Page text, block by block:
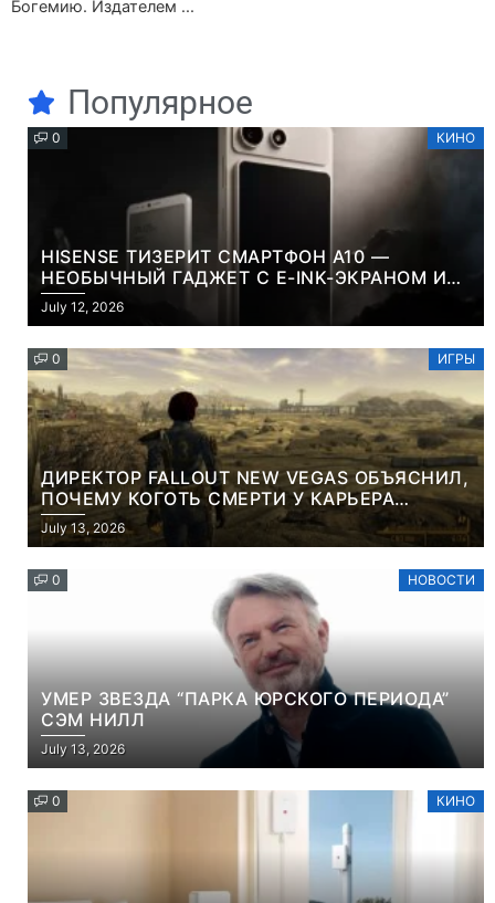
Богемию. Издателем ...
Популярное
0 КИНО
HISENSE ТИЗЕРИТ СМАРТФОН A10 —
НЕОБЫЧНЫЙ ГАДЖЕТ С E-INK-ЭКРАНОМ И
СЪЕМНОЙ LCD-ПАНЕЛЬЮ ДЛЯ ЦВЕТНОГО
КОНТЕНТА И СОЦСЕТЕЙ
July 12, 2026
0 ИГРЫ
ДИРЕКТОР FALLOUT NEW VEGAS ОБЪЯСНИЛ,
ПОЧЕМУ КОГОТЬ СМЕРТИ У КАРЬЕРА
НАМЕРЕННО СНОСИТ ВАМ ГОЛОВУ
July 13, 2026
0 НОВОСТИ
УМЕР ЗВЕЗДА “ПАРКА ЮРСКОГО ПЕРИОДА”
СЭМ НИЛЛ
July 13, 2026
0 КИНО